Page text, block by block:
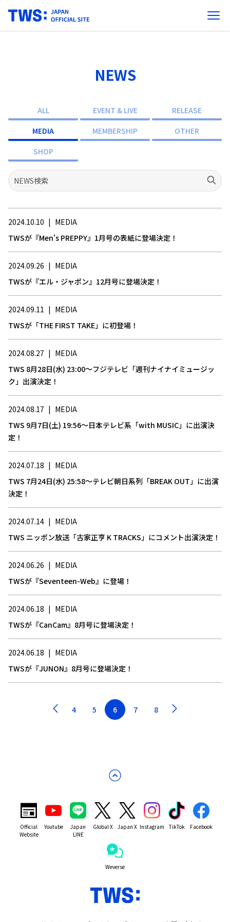
NEWS
ALL EVENT & LIVE
RELEASE
MEDIA
MEMBERSHIP
OTHER
SHOP
2024.10.10 | MEDIA
TWSが『Men's PREPPY』1月号の表紙に登場決定！
2024.09.26 | MEDIA
TWSが『エル・ジャポン』12月号に登場決定！
2024.09.11 | MEDIA
TWSが「THE FIRST TAKE」に初登場！
2024.08.27 | MEDIA
TWS 8月28日(水) 23:00～フジテレビ「週刊ナイナイミュージッ
ク」出演決定！
2024.08.17 | MEDIA
TWS 9月7日(土) 19:56～日本テレビ系「with MUSIC」に出演決
定！
2024.07.18 | MEDIA
TWS 7月24日(水) 25:58～テレビ朝日系列「BREAK OUT」に出演
決定！
2024.07.14 | MEDIA
TWS ニッポン放送「古家正亨 K TRACKS」にコメント出演決定！
2024.06.26 | MEDIA
TWSが『Seventeen-Web』に登場！
2024.06.18 | MEDIA
TWSが『CanCam』8月号に登場決定！
2024.06.18 | MEDIA
TWSが『JUNON』8月号に登場決定！
4 5 6 7 8
Official
Website
Youtube
Japan
LINE
Global X Japan X Instagram TikTok Facebook
Weverse